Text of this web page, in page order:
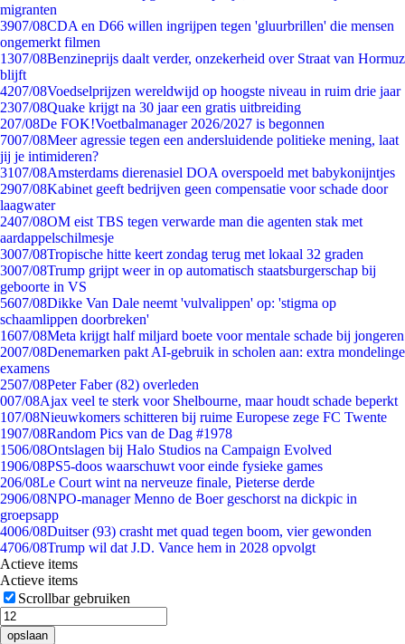
migranten
3907/08CDA en D66 willen ingrijpen tegen 'gluurbrillen' die mensen
ongemerkt filmen
1307/08Benzineprijs daalt verder, onzekerheid over Straat van Hormuz
blijft
4207/08Voedselprijzen wereldwijd op hoogste niveau in ruim drie jaar
2307/08Quake krijgt na 30 jaar een gratis uitbreiding
207/08De FOK!Voetbalmanager 2026/2027 is begonnen
7007/08Meer agressie tegen een andersluidende politieke mening, laat
jij je intimideren?
3107/08Amsterdams dierenasiel DOA overspoeld met babykonijntjes
2907/08Kabinet geeft bedrijven geen compensatie voor schade door
laagwater
2407/08OM eist TBS tegen verwarde man die agenten stak met
aardappelschilmesje
3007/08Tropische hitte keert zondag terug met lokaal 32 graden
3007/08Trump grijpt weer in op automatisch staatsburgerschap bij
geboorte in VS
5607/08Dikke Van Dale neemt 'vulvalippen' op: 'stigma op
schaamlippen doorbreken'
1607/08Meta krijgt half miljard boete voor mentale schade bij jongeren
2007/08Denemarken pakt AI-gebruik in scholen aan: extra mondelinge
examens
2507/08Peter Faber (82) overleden
007/08Ajax veel te sterk voor Shelbourne, maar houdt schade beperkt
107/08Nieuwkomers schitteren bij ruime Europese zege FC Twente
1907/08Random Pics van de Dag #1978
1506/08Ontslagen bij Halo Studios na Campaign Evolved
1906/08PS5-doos waarschuwt voor einde fysieke games
206/08Le Court wint na nerveuze finale, Pieterse derde
2906/08NPO-manager Menno de Boer geschorst na dickpic in
groepsapp
4006/08Duitser (93) crasht met quad tegen boom, vier gewonden
4706/08Trump wil dat J.D. Vance hem in 2028 opvolgt
Actieve items
Actieve items
Scrollbar gebruiken
opslaan